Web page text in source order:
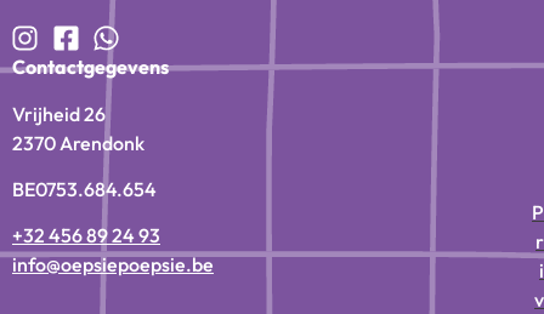
Contactgegevens
Vrijheid 26
2370 Arendonk
BE0753.684.654
+32 456 89 24 93
info@oepsiepoepsie.be
P
r
i
v